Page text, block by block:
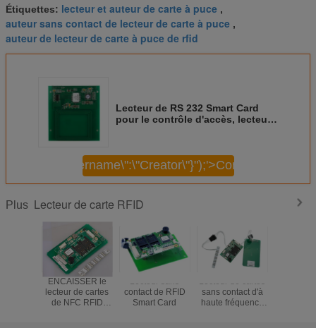
Étiquettes: lecteur et auteur de carte à puce ,
auteur sans contact de lecteur de carte à puce ,
auteur de lecteur de carte à puce de rfid
Lecteur de RS 232 Smart Card
pour le contrôle d'accès, lecteur
\",\"username\":\"Creator\"}");'>Continuer
Plus Lecteur de carte RFID
ENCAISSER le
lecteur de cartes
de NFC RFID
contact de RFID
Smart Card
sans contact d'à
haute fréquence